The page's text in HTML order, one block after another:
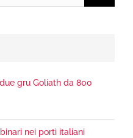
gru Goliath da 800
nei porti italiani